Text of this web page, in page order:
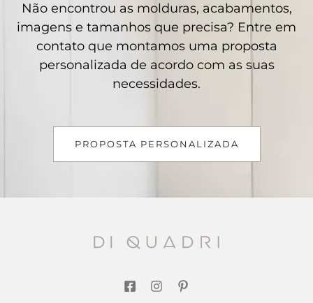
Não encontrou as molduras, acabamentos,
imagens e tamanhos que precisa? Entre em
contato que montamos uma proposta
personalizada de acordo com as suas
necessidades.
PROPOSTA PERSONALIZADA